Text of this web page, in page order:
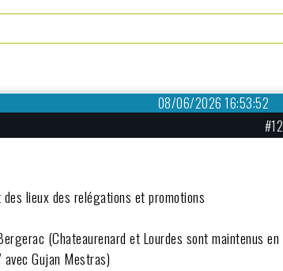
08/06/2026 16:53:52
#12
lieux des relégations et promotions
(Chateaurenard et Lourdes sont maintenus en
Gujan Mestras)